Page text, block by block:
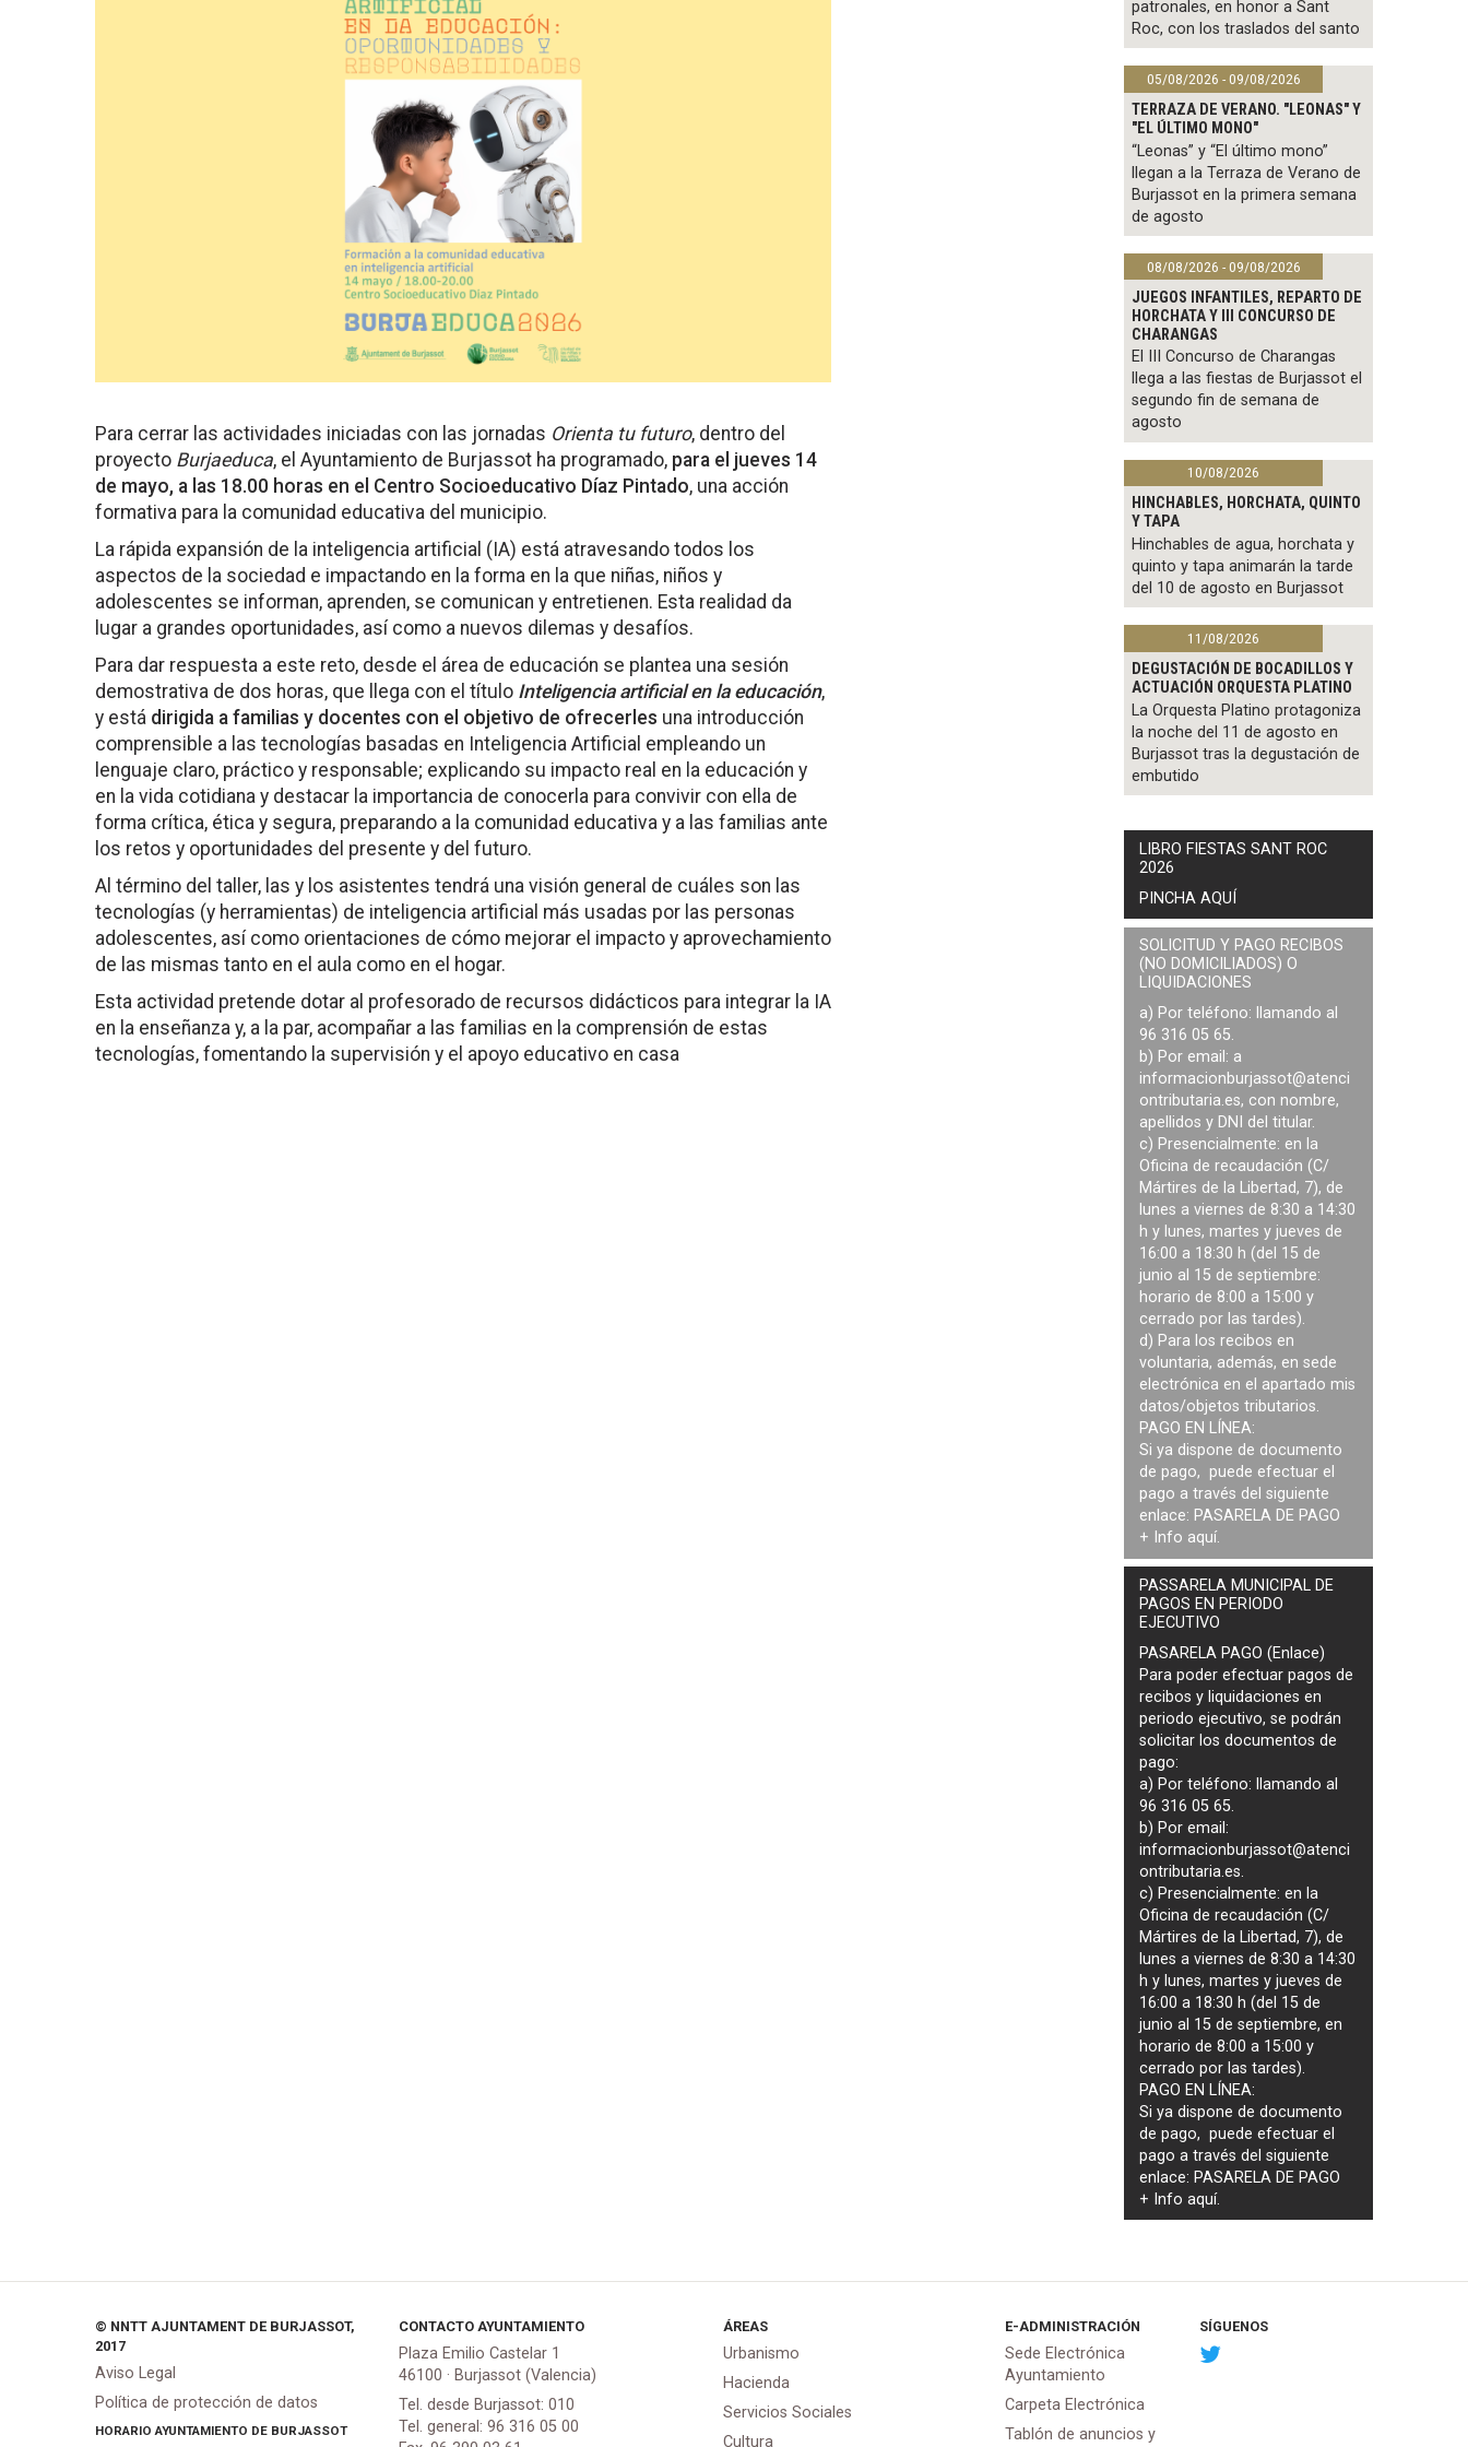
Para cerrar las actividades iniciadas con las jornadas Orienta tu futuro, dentro del
proyecto Burjaeduca, el Ayuntamiento de Burjassot ha programado, para el jueves 14
de mayo, a las 18.00 horas en el Centro Socioeducativo Díaz Pintado, una acción
formativa para la comunidad educativa del municipio.
La rápida expansión de la inteligencia artificial (IA) está atravesando todos los
aspectos de la sociedad e impactando en la forma en la que niñas, niños y
adolescentes se informan, aprenden, se comunican y entretienen. Esta realidad da
lugar a grandes oportunidades, así como a nuevos dilemas y desafíos.
Para dar respuesta a este reto, desde el área de educación se plantea una sesión
demostrativa de dos horas, que llega con el título Inteligencia artificial en la educación,
y está dirigida a familias y docentes con el objetivo de ofrecerles una introducción
comprensible a las tecnologías basadas en Inteligencia Artificial empleando un
lenguaje claro, práctico y responsable; explicando su impacto real en la educación y
en la vida cotidiana y destacar la importancia de conocerla para convivir con ella de
forma crítica, ética y segura, preparando a la comunidad educativa y a las familias ante
los retos y oportunidades del presente y del futuro.
Al término del taller, las y los asistentes tendrá una visión general de cuáles son las
tecnologías (y herramientas) de inteligencia artificial más usadas por las personas
adolescentes, así como orientaciones de cómo mejorar el impacto y aprovechamiento
de las mismas tanto en el aula como en el hogar.
Esta actividad pretende dotar al profesorado de recursos didácticos para integrar la IA
en la enseñanza y, a la par, acompañar a las familias en la comprensión de estas
tecnologías, fomentando la supervisión y el apoyo educativo en casa
patronales, en honor a Sant
Roc, con los traslados del santo
05/08/2026 - 09/08/2026
TERRAZA DE VERANO. "LEONAS" Y
"EL ÚLTIMO MONO"
“Leonas” y “El último mono”
llegan a la Terraza de Verano de
Burjassot en la primera semana
de agosto
08/08/2026 - 09/08/2026
JUEGOS INFANTILES, REPARTO DE
HORCHATA Y III CONCURSO DE
CHARANGAS
El III Concurso de Charangas
llega a las fiestas de Burjassot el
segundo fin de semana de
agosto
10/08/2026
HINCHABLES, HORCHATA, QUINTO
Y TAPA
Hinchables de agua, horchata y
quinto y tapa animarán la tarde
del 10 de agosto en Burjassot
11/08/2026
DEGUSTACIÓN DE BOCADILLOS Y
ACTUACIÓN ORQUESTA PLATINO
La Orquesta Platino protagoniza
la noche del 11 de agosto en
Burjassot tras la degustación de
embutido
LIBRO FIESTAS SANT ROC
2026
PINCHA AQUÍ
SOLICITUD Y PAGO RECIBOS
(NO DOMICILIADOS) O
LIQUIDACIONES
a) Por teléfono: llamando al
96 316 05 65.
b) Por email: a
informacionburjassot@atenci
ontributaria.es, con nombre,
apellidos y DNI del titular.
c) Presencialmente: en la
Oficina de recaudación (C/
Mártires de la Libertad, 7), de
lunes a viernes de 8:30 a 14:30
h y lunes, martes y jueves de
16:00 a 18:30 h (del 15 de
junio al 15 de septiembre:
horario de 8:00 a 15:00 y
cerrado por las tardes).
d) Para los recibos en
voluntaria, además, en sede
electrónica en el apartado mis
datos/objetos tributarios.
PAGO EN LÍNEA:
Si ya dispone de documento
de pago, puede efectuar el
pago a través del siguiente
enlace: PASARELA DE PAGO
+ Info aquí.
PASSARELA MUNICIPAL DE
PAGOS EN PERIODO
EJECUTIVO
PASARELA PAGO (Enlace)
Para poder efectuar pagos de
recibos y liquidaciones en
periodo ejecutivo, se podrán
solicitar los documentos de
pago:
a) Por teléfono: llamando al
96 316 05 65.
b) Por email:
informacionburjassot@atenci
ontributaria.es.
c) Presencialmente: en la
Oficina de recaudación (C/
Mártires de la Libertad, 7), de
lunes a viernes de 8:30 a 14:30
h y lunes, martes y jueves de
16:00 a 18:30 h (del 15 de
junio al 15 de septiembre, en
horario de 8:00 a 15:00 y
cerrado por las tardes).
PAGO EN LÍNEA:
Si ya dispone de documento
de pago, puede efectuar el
pago a través del siguiente
enlace: PASARELA DE PAGO
+ Infoaquí.
© NNTT AJUNTAMENT DE BURJASSOT,
2017
Aviso Legal
Política de protección de datos
HORARIO AYUNTAMIENTO DE BURJASSOT
CONTACTO AYUNTAMIENTO
Plaza Emilio Castelar 1
46100 · Burjassot (Valencia)
Tel. desde Burjassot: 010
Tel. general: 96 316 05 00
ÁREAS
Urbanismo
Hacienda
Servicios Sociales
Cultura
E-ADMINISTRACIÓN
Sede Electrónica
Ayuntamiento
Carpeta Electrónica
Tablón de anuncios y
SÍGUENOS